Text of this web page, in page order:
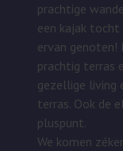
prachtige
een kajak
ervan genoten!
prachtig terras
gezellige living
terras. Ook de
pluspunt.
We komen